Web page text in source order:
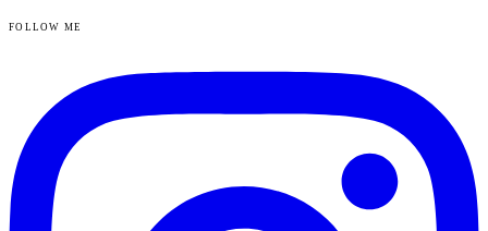
FOLLOW ME